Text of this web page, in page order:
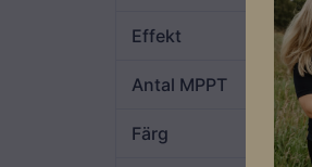
Effekt
Antal MPPT
Färg